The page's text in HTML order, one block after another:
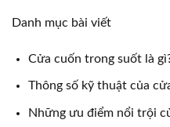
Danh mục bài viết
Cửa cuốn trong suốt là
Thông số kỹ thuật của
Những ưu điểm nổi trội